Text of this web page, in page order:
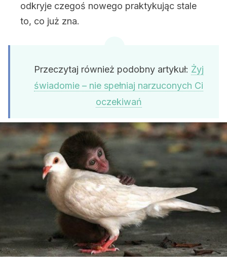
odkryje czegoś nowego praktykując stale
to, co już zna.
Przeczytaj również podobny artykuł: Żyj
świadomie – nie spełniaj narzuconych Ci
oczekiwań